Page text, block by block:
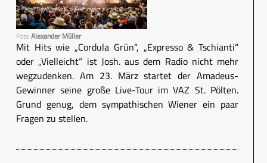
FotoAlexander Müller
Mit Hits wie „Cordula Grün“, „Expresso & Tschianti“
oder „Vielleicht“ ist Josh. aus dem Radio nicht mehr
wegzudenken. Am 23. März startet der Amadeus-
Gewinner seine große Live-Tour im VAZ St. Pölten.
Grund genug, dem sympathischen Wiener ein paar
Fragen zu stellen.